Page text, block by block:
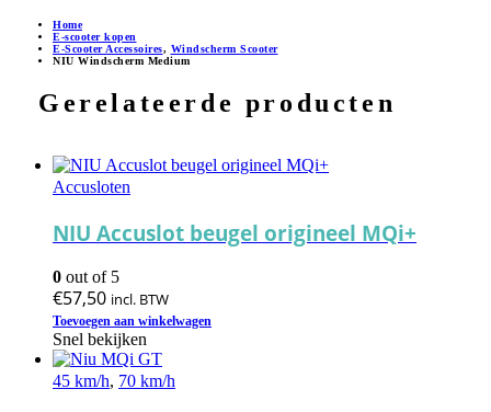
Home
E-scooter kopen
E-Scooter Accessoires, Windscherm Scooter
NIU Windscherm Medium
Gerelateerde producten
Accusloten
NIU Accuslot beugel origineel MQi+
0 out of 5
€57,50 incl. BTW
Toevoegen aan winkelwagen
Snel bekijken
45 km/h, 70 km/h